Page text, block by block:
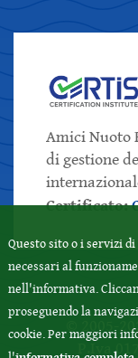
Amici Nuoto
di gestione
Certificato:
© 2005-
P.Iva
Questo sito o i servizi
necessari al
nell'informativa.
proseguendo la
cookie. Per maggiori